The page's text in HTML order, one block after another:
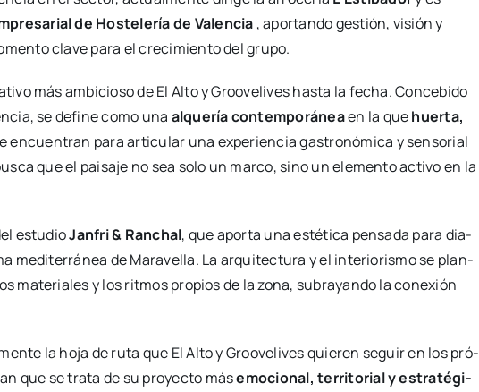
de Hos­te­le­ría de Valen­cia , apor­tan­do ges­tión, visión y
cla­ve para el cre­ci­mien­to del gru­po.
más ambi­cio­so de El Alto y Groo­ve­li­ves has­ta la fecha. Con­ce­bi­do
se defi­ne como una alque­ría con­tem­po­rá­neaen la quehuer­ta,
encuen­tran para arti­cu­lar una expe­rien­cia gas­tro­nó­mi­ca y sen­so­rial
que el pai­sa­je no sea solo un mar­co, sino un ele­men­to acti­vo en la
estu­dioJan­fri & Ran­chal, que apor­ta una esté­ti­ca pen­sa­da para dia­
medi­te­rrá­nea de Mara­ve­lla. La arqui­tec­tu­ra y el inte­rio­ris­mo se plan­
mate­ria­les y los rit­mos pro­pios de la zona, sub­ra­yan­do la cone­xión
la hoja de ruta que El Alto y Groo­ve­li­ves quie­ren seguir en los pró­
que se tra­ta de su pro­yec­to másemo­cio­nal, terri­to­rial y estra­té­gi­